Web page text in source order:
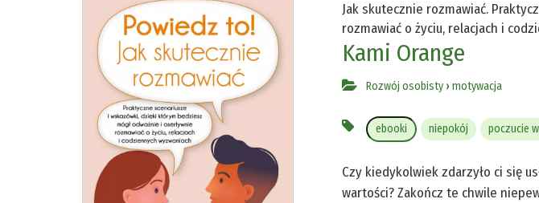
Jak skutecznie rozmawiać.
rozmawiać o życiu, relacjach i
Kami Orange
Rozwój osobisty› motywacja
ebooki niepokój poczucie
Czy kiedykolwiek zdarzyło ci się
wartości? Zakończ te chwile